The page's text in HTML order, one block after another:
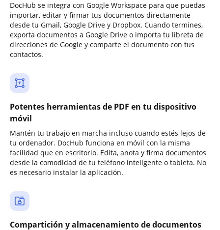
DocHub se integra con Google Workspace para que puedas
importar, editar y firmar tus documentos directamente
desde tu Gmail, Google Drive y Dropbox. Cuando termines,
exporta documentos a Google Drive o importa tu libreta de
direcciones de Google y comparte el documento con tus
contactos.
Potentes herramientas de PDF en tu dispositivo
móvil
Mantén tu trabajo en marcha incluso cuando estés lejos de
tu ordenador. DocHub funciona en móvil con la misma
facilidad que en escritorio. Edita, anota y firma documentos
desde la comodidad de tu teléfono inteligente o tableta. No
es necesario instalar la aplicación.
Compartición y almacenamiento de documentos